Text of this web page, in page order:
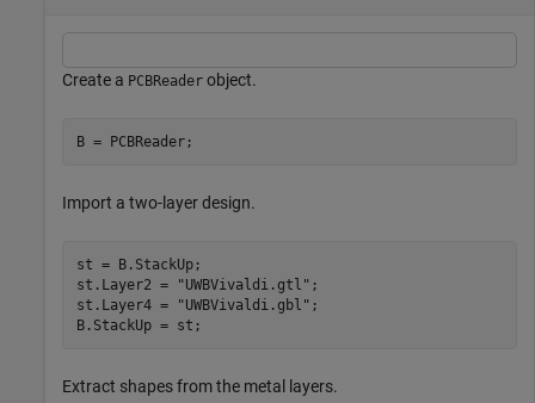
Create a PCBReader object.
B = PCBReader;
Import a two-layer design.
st = B.StackUp;
st.Layer2 =
"UWBVivaldi.gtl" ;
st.Layer4 =
"UWBVivaldi.gbl" ;
B.StackUp = st;
Extract shapes from the metal layers.